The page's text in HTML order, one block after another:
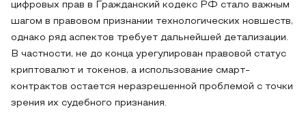
цифровых прав в Гражданский кодекс РФ стало важным
шагом в правовом признании технологических новшеств,
однако ряд аспектов требует дальнейшей детализации.
В частности, не до конца урегулирован правовой статус
криптовалют и токенов, а использование смарт-
контрактов остается неразрешенной проблемой с точки
зрения их судебного признания.